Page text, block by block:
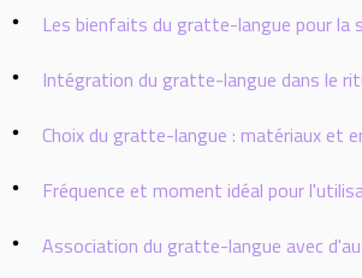
Les bienfaits du gratte-langue pour la
Intégration du gratte-langue dans le
Choix du gratte-langue : matériaux et
Fréquence et moment idéal pour
Association du gratte-langue avec